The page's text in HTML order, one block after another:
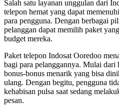
Salah satu layanan unggulan dari
telepon hemat yang dapat
para pengguna. Dengan berbagai
pelanggan dapat memilih paket
budget mereka.
Paket telepon Indosat Ooredoo
bagi para pelanggannya. Mulai dari
bonus-bonus menarik yang bisa
ulang. Dengan begitu, pengguna
kehabisan pulsa saat sedang
pesan.